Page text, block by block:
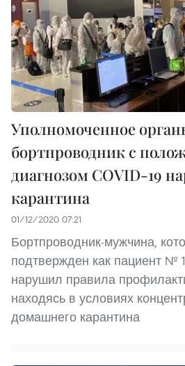
Уполномоченное
бортпроводник с
диагнозом COVID-19
карантина
01/12/2020 07:21
Бортпроводник-мужчина,
подтвержден как пациент №
нарушил правила
находясь в условиях
домашнего карантина